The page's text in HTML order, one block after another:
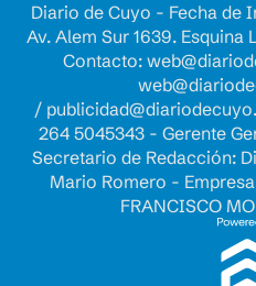
Diario de Cuyo - Fecha de
Av. Alem Sur 1639.
Contacto:
/
264 5045343 - Gerente
Secretario de Redacción:
Mario Romero -
FRANCISCO